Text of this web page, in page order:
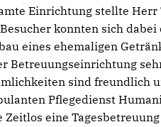
Einrichtung stellte
konnten sich
eines ehemaligen
Betreuungseinrichtung
sind freundlich
Pflegedienst
Zeitlos eine